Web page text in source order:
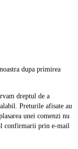
dupa primirea
dreptul de a
Preturile afisate au
unei comenzi nu
confirmarii prin e-mail